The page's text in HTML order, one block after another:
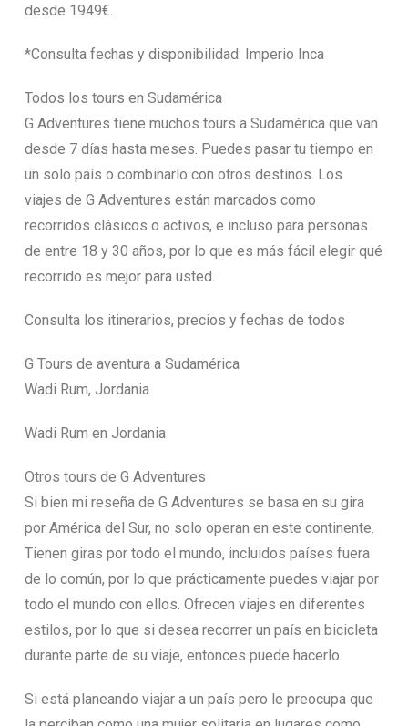
desde 1949€.
*Consulta fechas y disponibilidad: Imperio Inca
Todos los tours en Sudamérica
G Adventures tiene muchos tours a Sudamérica que van
desde 7 días hasta meses. Puedes pasar tu tiempo en
un solo país o combinarlo con otros destinos. Los
viajes de G Adventures están marcados como
recorridos clásicos o activos, e incluso para personas
de entre 18 y 30 años, por lo que es más fácil elegir qué
recorrido es mejor para usted.
Consulta los itinerarios, precios y fechas de todos
G Tours de aventura a Sudamérica
Wadi Rum, Jordania
Wadi Rum en Jordania
Otros tours de G Adventures
Si bien mi reseña de G Adventures se basa en su gira
por América del Sur, no solo operan en este continente.
Tienen giras por todo el mundo, incluidos países fuera
de lo común, por lo que prácticamente puedes viajar por
todo el mundo con ellos. Ofrecen viajes en diferentes
estilos, por lo que si desea recorrer un país en bicicleta
durante parte de su viaje, entonces puede hacerlo.
Si está planeando viajar a un país pero le preocupa que